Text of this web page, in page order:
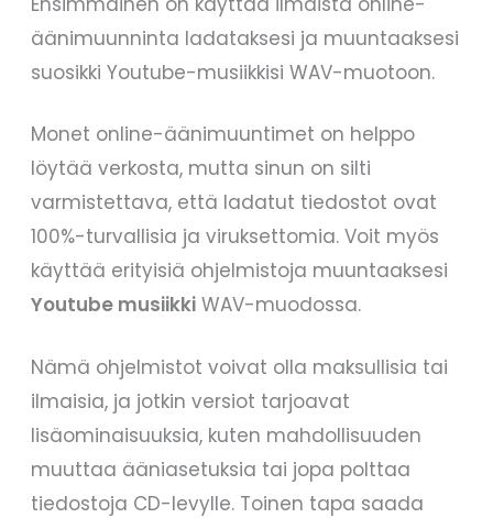
äänimuunninta ladataksesi ja muuntaaksesi
suosikki Youtube-musiikkisi WAV-muotoon.
Monet online-äänimuuntimet on helppo
löytää verkosta, mutta sinun on silti
varmistettava, että ladatut tiedostot ovat
100%-turvallisia ja viruksettomia. Voit myös
käyttää erityisiä ohjelmistoja muuntaaksesi
Youtube musiikki WAV-muodossa.
Nämä ohjelmistot voivat olla maksullisia tai
ilmaisia, ja jotkin versiot tarjoavat
lisäominaisuuksia, kuten mahdollisuuden
muuttaa ääniasetuksia tai jopa polttaa
tiedostoja CD-levylle. Toinen tapa saada